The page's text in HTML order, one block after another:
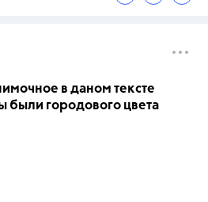
в даном тексте
были городового цвета